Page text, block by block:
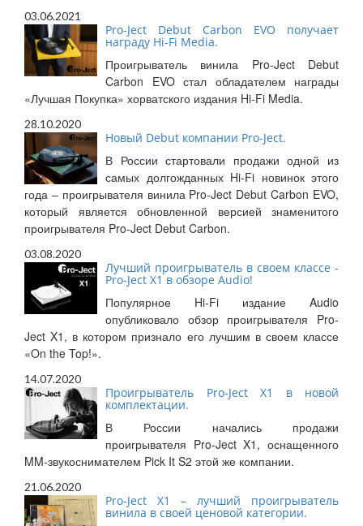
03.06.2021
Pro-Ject Debut Carbon EVO получает
награду Hi-Fi Media.
Проигрыватель винила Pro-Ject Debut
Carbon EVO стал обладателем награды
«Лучшая Покупка» хорватского издания Hi-Fi Media.
28.10.2020
Новый Debut компании Pro-Ject.
В России стартовали продажи одной из
самых долгожданных Hi-Fi новинок этого
года – проигрывателя винила Pro-Ject Debut Carbon EVO,
который является обновленной версией знаменитого
проигрывателя Pro-Ject Debut Carbon.
03.08.2020
Лучший проигрыватель в своем классе -
Pro-Ject X1 в обзоре Audio!
Популярное Hi-Fi издание Audio
опубликовало обзор проигрывателя Pro-
Ject X1, в котором признало его лучшим в своем классе
«On the Top!».
14.07.2020
Проигрыватель Pro-Ject X1 в новой
комплектации.
В России начались продажи
проигрывателя Pro-Ject X1, оснащенного
MM-звукоснимателем Pick It S2 этой же компании.
21.06.2020
Pro-Ject X1 – лучший проигрыватель
винила в своей ценовой категории.